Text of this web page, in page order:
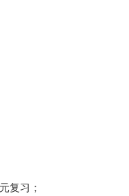
复习；